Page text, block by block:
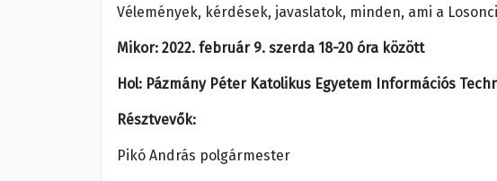
Vélemények, kérdések, javaslatok, minden, ami a
Mikor: 2022. február 9. szerda 18-20 óra között
Hol: Pázmány Péter Katolikus Egyetem Információs
Résztvevők:
Pikó András polgármester